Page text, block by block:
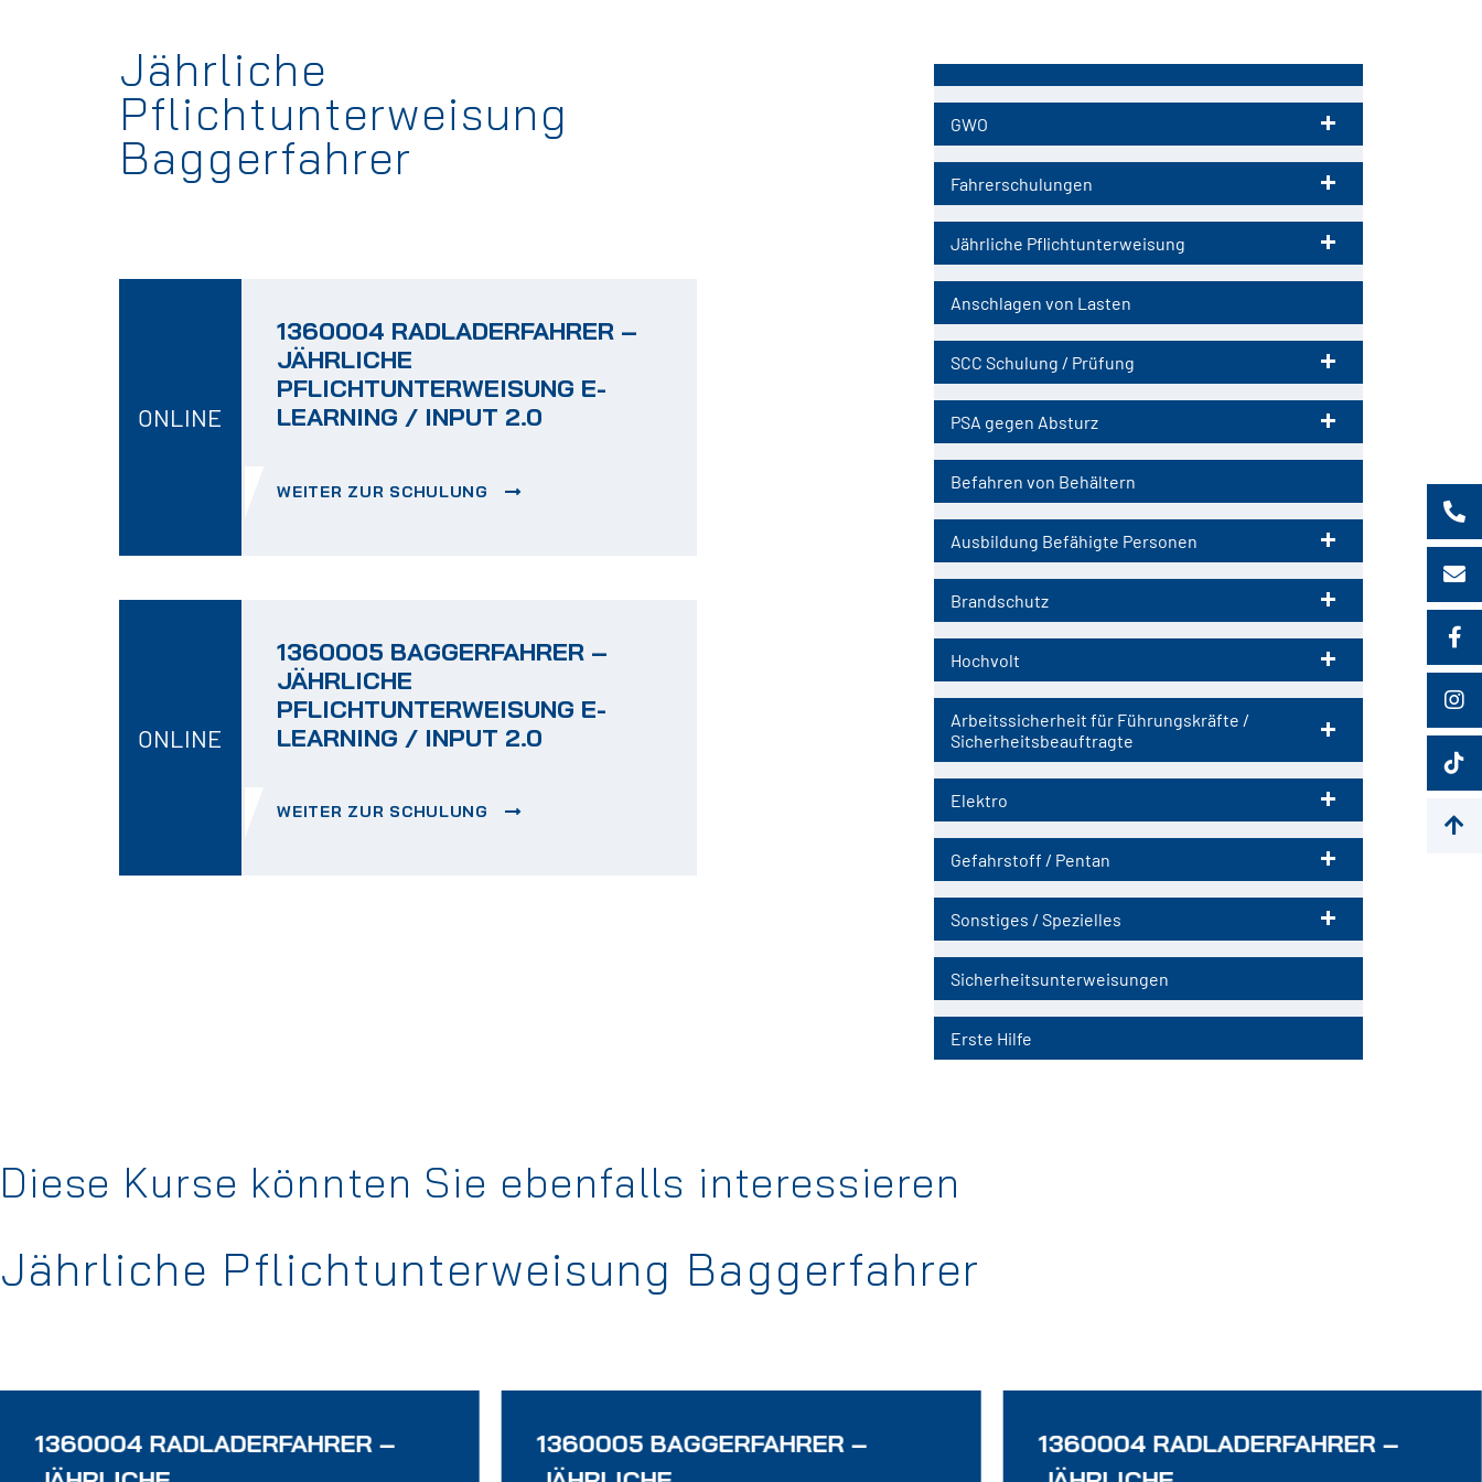
Jährliche
Pflichtunterweisung
Baggerfahrer
ONLINE
1360004 RADLADERFAHRER –
JÄHRLICHE
PFLICHTUNTERWEISUNG E-
LEARNING / INPUT 2.0
WEITER ZUR SCHULUNG
ONLINE
1360005 BAGGERFAHRER –
JÄHRLICHE
PFLICHTUNTERWEISUNG E-
LEARNING / INPUT 2.0
WEITER ZUR SCHULUNG
Navigation
überspringen
GWO
Fahrerschulungen
Jährliche Pflichtunterweisung
Anschlagen von Lasten
SCC Schulung / Prüfung
PSA gegen Absturz
Befahren von Behältern
Ausbildung Befähigte Personen
Brandschutz
Hochvolt
Arbeitssicherheit für Führungskräfte /
Sicherheitsbeauftragte
Elektro
Gefahrstoff / Pentan
Sonstiges / Spezielles
Sicherheitsunterweisungen
Erste Hilfe
Diese Kurse könnten Sie ebenfalls interessieren
Jährliche Pflichtunterweisung Baggerfahrer
1360004 RADLADERFAHRER –
1360005 BAGGERFAHRER –
1360004 RADLADERFAHRER –